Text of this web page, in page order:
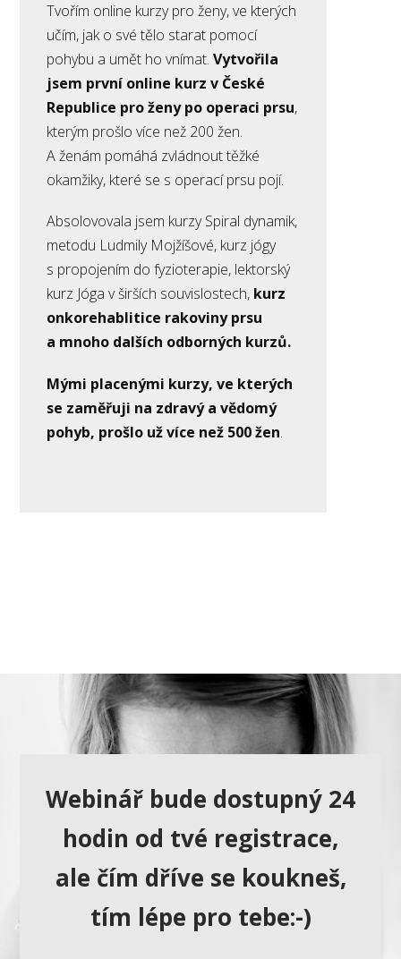
Tvořím online kurzy pro ženy, ve kterých
učím, jak o své tělo starat pomocí
pohybu a umět ho vnímat.Vytvořila
jsem první online kurz v České
Republice pro ženy po operaci prsu,
kterým prošlo více než 200 žen.
A ženám pomáhá zvládnout těžké
okamžiky, které se s operací prsu pojí.
Absolovovala jsem kurzy Spiral dynamik,
metodu Ludmily Mojžíšové, kurz jógy
s propojením do fyzioterapie, lektorský
kurz Jóga v širších souvislostech, kurz
onkorehablitice rakoviny prsu
a mnoho dalších odborných kurzů.
Mými placenými kurzy, ve kterých
se zaměřuji na zdravý a vědomý
pohyb, prošlo už více než 500 žen.
Webinář bude dostupný 24
hodin od tvé registrace,
ale čím dříve se koukneš,
tím lépe pro tebe:-)